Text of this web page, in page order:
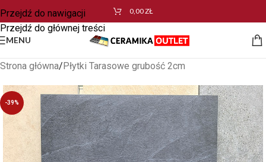
Przejdź do nawigacji
Przejdź do głównej treści
0,00ZŁ
MENU
Strona główna/Płytki Tarasowe grubość 2cm
-39%